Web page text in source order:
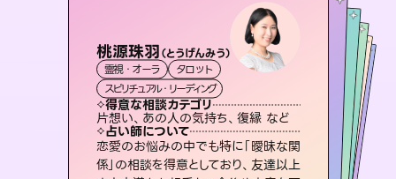
桃源珠羽（とうげんみう）
霊視・オーラ
タロット
スピリチュアル・リーディング
得意な相談カテゴリ
片想い、あの人の気持ち、復縁 など
占い師について
恋愛のお悩みの中でも特に「曖昧な関
係」の相談を得意としており、友達以上
アイリス -iris-
西洋占星術 タロット
ルーン
得意な相談カテゴリ
恋愛総合、片想い、二人の未来 など
占い師について
復縁、恋愛、不倫の行方、同性愛や片
思い、仕事関係や借金問題まで知りた
いことや心の負担になっていることを
彗望（すいぼう
霊視・オーラ
スピリチュアル・リーディング
得意な相談カテゴリ
片想い、あの人の気持ち、復縁 など
占い師について
3,700年以上の歴史を持つ東洋最古の
占術「易占」で詳細まで占い、幸せへ向
かう道筋を示します。厳しい結果にも具
セラピスト理恵
霊視・オーラ
スピリチュアル・リーディング
得意な相談カテゴリ
片想い、二人の未来、年の差 など
占い師について
おう 霊感オラクル
霊視・オーラ
オラクルカード
得意な相談カテゴリ
恋愛総合、あの人の気持ち など
占い師について
霊視×オラクルカードを使って「今」と
「未来」そして「気になるあの人の気持
ち」まで丁寧に読み解き、恋や人生のヒ
未来視師＊花
霊視・オーラ 心理学
スピリチュアル・リーディング
得意な相談カテゴリ
出逢い、片想い、復縁 など
占い師について
未来には何パターンもの選択肢があり
ます。不安で視えにくくなっているあな
たの素敵な未来を見つけ、その未来を